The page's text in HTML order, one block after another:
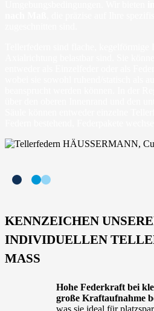
KENNZEICHEN
INDIVIDUELLEN
MASS
Hohe Federkraft bei
große Kraftaufnahme
was sie ideal für